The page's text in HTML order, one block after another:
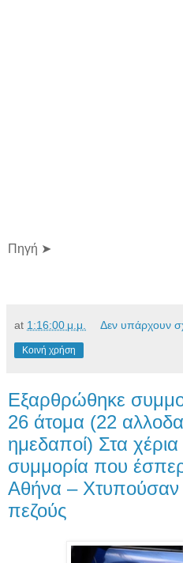
Πηγή ➤
at 1:16:00 μ.μ. Δεν υπάρχουν
Κοινή χρήση
Εξαρθρώθηκε
26 άτομα (22
ημεδαποί) Στα
συμμορία που
Αθήνα – Χτυπούσαν
πεζούς